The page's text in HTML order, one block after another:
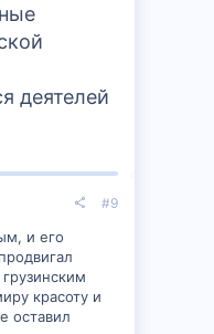
деятелей
#9
и его
красоту и
оставил